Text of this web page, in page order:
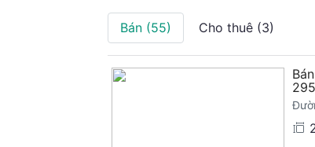
Bán (55) Cho thuê (3)